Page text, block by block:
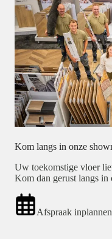
Kom langs in onze
Uw toekomstige vloer
Kom dan gerust langs in
Afspraak inplannen